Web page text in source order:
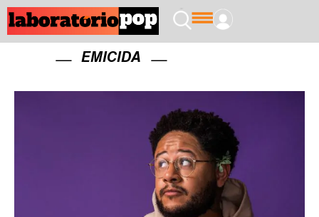
EMICIDA